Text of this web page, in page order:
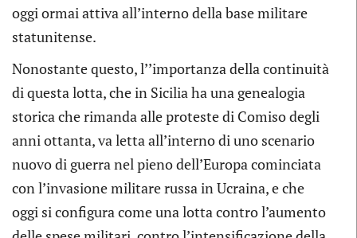
oggi ormai attiva all’interno della base militare
statunitense.
Nonostante questo, l’’importanza della continuità
di questa lotta, che in Sicilia ha una genealogia
storica che rimanda alle proteste di Comiso degli
anni ottanta, va letta all’interno di uno scenario
nuovo di guerra nel pieno dell’Europa cominciata
con l’invasione militare russa in Ucraina, e che
oggi si configura come una lotta contro l’aumento